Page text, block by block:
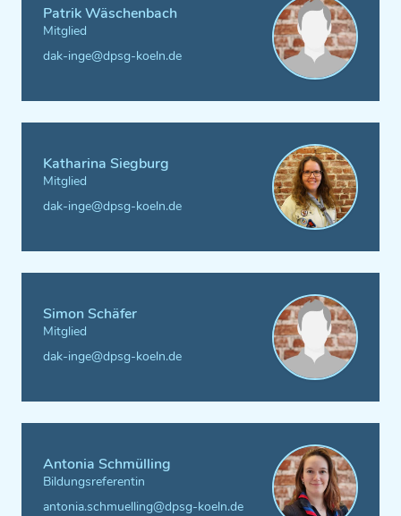
Patrik Wäschenbach
Mitglied
dak-inge@dpsg-koeln.de
Katharina Siegburg
Mitglied
dak-inge@dpsg-koeln.de
Simon Schäfer
Mitglied
dak-inge@dpsg-koeln.de
Antonia Schmülling
Bildungsreferentin
antonia.schmuelling@dpsg-koeln.de